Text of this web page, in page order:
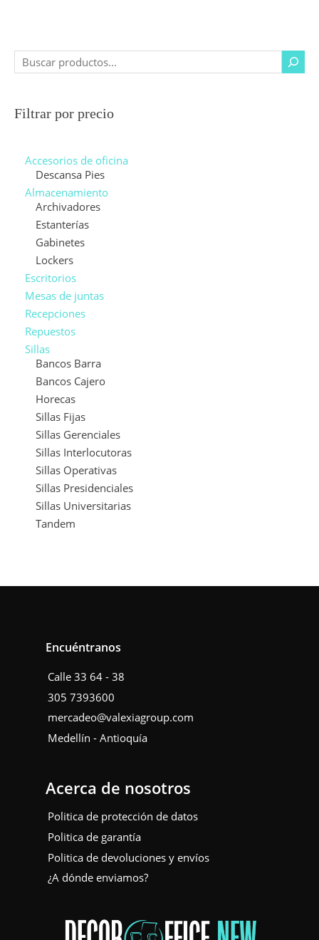
Filtrar por precio
Accesorios de oficina
Descansa Pies
Almacenamiento
Archivadores
Estanterías
Gabinetes
Lockers
Escritorios
Mesas de juntas
Recepciones
Repuestos
Sillas
Bancos Barra
Bancos Cajero
Horecas
Sillas Fijas
Sillas Gerenciales
Sillas Interlocutoras
Sillas Operativas
Sillas Presidenciales
Sillas Universitarias
Tandem
Encuéntranos
Calle 33 64 - 38
305 7393600
mercadeo@valexiagroup.com
Medellín - Antioquía
Acerca de nosotros
Politica de protección de datos
Politica de garantía
Politica de devoluciones y envíos
¿A dónde enviamos?